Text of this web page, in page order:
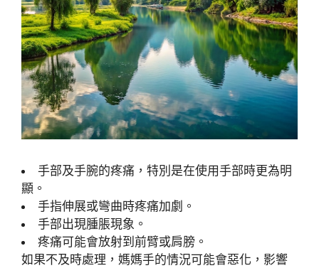
手部及手腕的疼痛，特別是在使用手部時更為明
顯。
手指伸展或彎曲時疼痛加劇。
手部出現腫脹現象。
疼痛可能會放射到前臂或肩膀。
如果不及時處理，媽媽手的情況可能會惡化，影響